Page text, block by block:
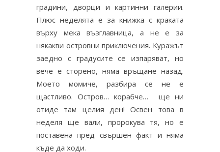
градини, дворци и картинни галерии.
Плюс неделята е за книжка с краката
върху мека възглавница, а не е за
някакви островни приключения. Куражът
заедно с градусите се изпаряват, но
вече е сторено, няма връщане назад.
Моето момиче, разбира се не е
щастливо. Остров… корабче… ще ни
отиде там целия ден! Освен това в
неделя ще вали, пророкува тя, но е
поставена пред свършен факт и няма
къде да ходи.